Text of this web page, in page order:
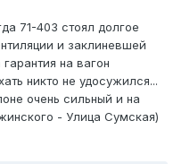
71-403 стоял долгое
и заклиневшей
на вагон
никто не удосужился...
очень сильный и на
- Улица Сумская)